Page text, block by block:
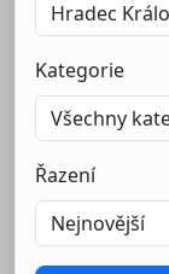
Kategorie
Řazení